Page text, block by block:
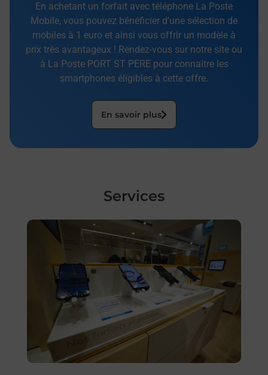
En achetant un forfait avec téléphone La Poste
Mobile, vous pouvez bénéficier d’une sélection de
mobiles à 1 euro et ainsi vous offrir un modèle à
prix très avantageux ! Rendez-vous sur notre site ou
à La Poste PORT ST PERE pour connaître les
smartphones éligibles à cette offre.
En savoir plus
Services
En savoir plus